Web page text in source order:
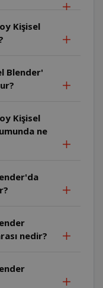
Kişisel
Blender'
Kişisel
ne
nedir?